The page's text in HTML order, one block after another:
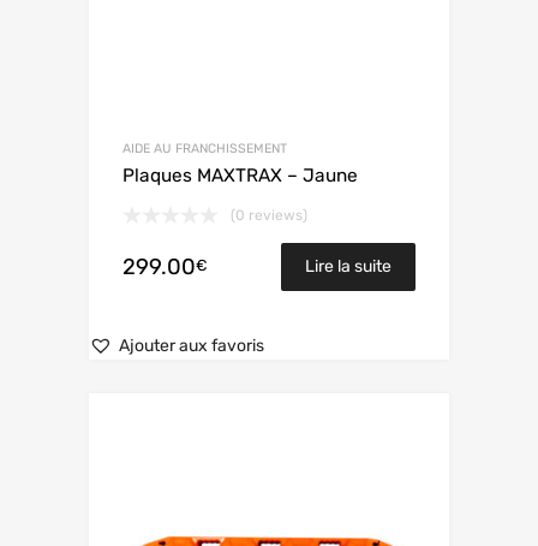
AIDE AU FRANCHISSEMENT
Plaques MAXTRAX – Jaune
(0 reviews)
299.00€ Lire la suite
Ajouter aux favoris